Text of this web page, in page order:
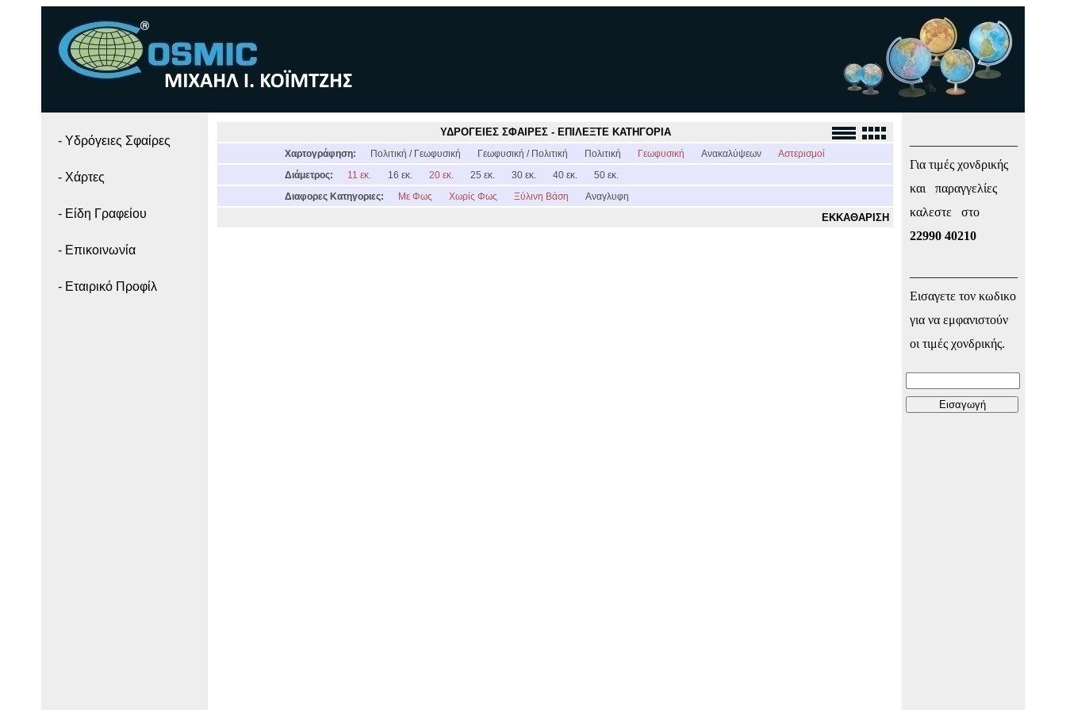
- Yδρόγειες Σφαίρες
- Χάρτες
- Είδη Γραφείου
- Επικοινωνία
- Εταιρικό Προφίλ
ΥΔΡΟΓΕΙΕΣ ΣΦΑΙΡΕΣ - ΕΠΙΛΕΞΤΕ ΚΑΤΗΓΟΡΙΑ
Χαρτογράφηση: Πολιτική / Γεωφυσική Γεωφυσική / Πολιτική Πολιτική Γεωφυσική Ανακαλύψεων
Αστερισμοί
Διάμετρος:
11 εκ. 16 εκ. 20 εκ. 25 εκ. 30 εκ. 40 εκ.
50 εκ.
Διαφορες Κατηγοριες:
Με Φως Χωρίς Φως Ξύλινη Βάση Αναγλυφη
ΕΚΚΑΘΑΡΙΣΗ
Για τιμές χονδρικής
και παραγγελίες
καλεστε στο
22990 40210
Εισαγετε τον κωδικο
για να εμφανιστούν
οι τιμές χονδρικής.